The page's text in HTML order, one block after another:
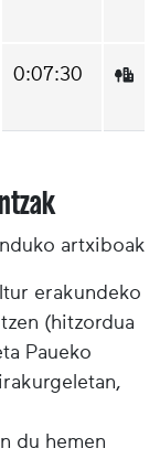
0:07:30
artxiboak
erakundeko
(hitzordua
Paueko
du hemen